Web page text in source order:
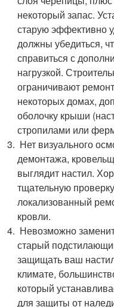
некоторый запас.
старую эффективно
должны убедиться,
справиться с
нагрузкой.
ограничивают
некоторых домах,
оболочку крыши
стропилами или
Нет визуального
демонтажа,
выглядит настил.
тщательную
локализованный
кровли.
Невозможно
старый
защищать ваш
климате,
который
для защиты от